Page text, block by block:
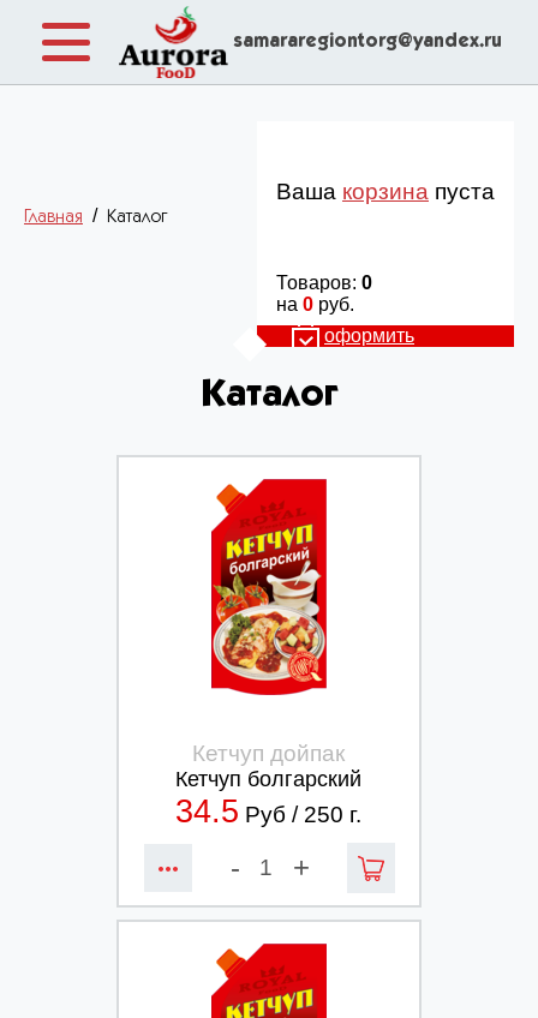
samararegiontorg@yandex.ru
Главная / Каталог
Ваша корзина пуста
Товаров: 0
на 0 руб.
оформить
Каталог
Кетчуп дойпак
Кетчуп болгарский
34.5 Руб / 250 г.
- +